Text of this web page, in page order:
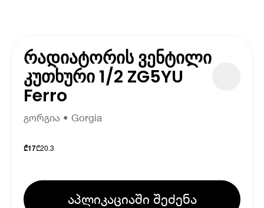
რადიატორის ვენტილი
კუთხური 1/2 ZG5YU
Ferro
გორგია • Gorgia
₾17₾20.3
აპლიკაციაში შეძენა